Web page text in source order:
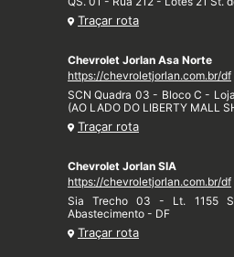
Traçar rota
Chevrolet Jorlan Asa Norte
https://chevroletjorlan.com.br/df
SCN Quadra 03 - Bloco C -
(AO LADO DO LIBERTY MALL
Traçar rota
Chevrolet Jorlan SIA
https://chevroletjorlan.com.br/df
Sia Trecho 03 - Lt. 1155
Abastecimento - DF
Traçar rota